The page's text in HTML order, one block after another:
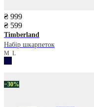
₴ 999
₴ 599
Timberland
Набір шкарпеток
M L
−30%